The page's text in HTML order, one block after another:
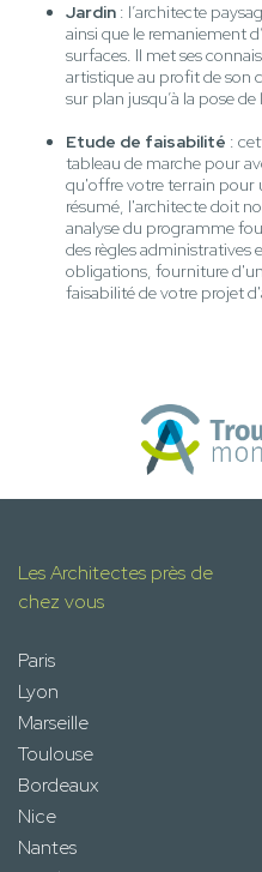
Jardin : l’architecte
ainsi que le remaniement
surfaces. Il met ses
artistique au profit de son
sur plan jusqu’à la pose
Etude de faisabilité :
tableau de marche pour
qu'offre votre terrain pour
résumé, l'architecte doit
analyse du programme
des règles administratives
obligations, fourniture
faisabilité de votre projet
Les Architectes près de
chez vous
Paris
Lyon
Marseille
Toulouse
Bordeaux
Nice
Nantes